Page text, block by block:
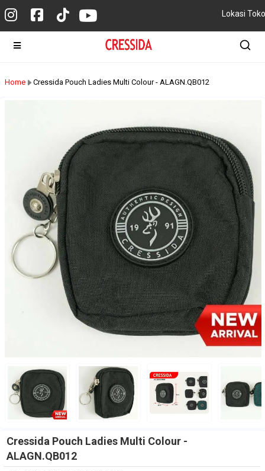
Lokasi Toko
Home Cressida Pouch Ladies Multi Colour - ALAGN.QB012
Cressida Pouch Ladies Multi Colour -
ALAGN.QB012